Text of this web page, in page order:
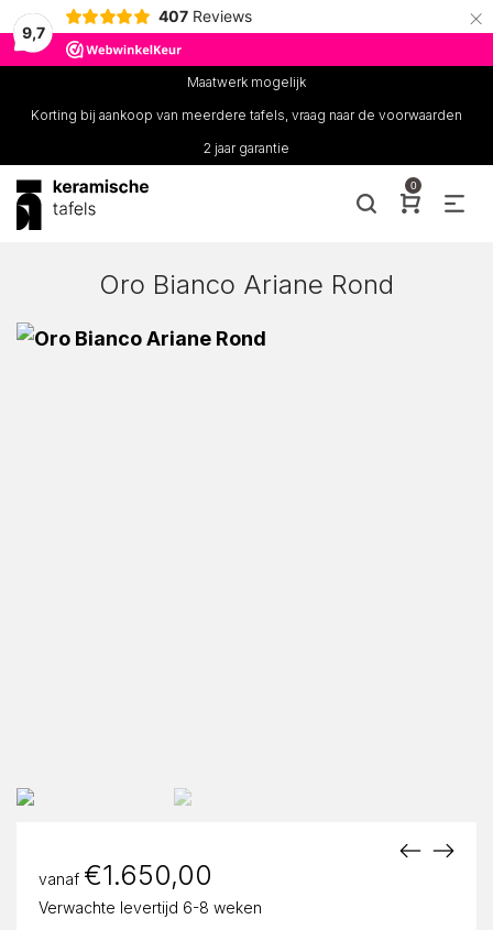
9,7
407 Reviews ×
Maatwerk mogelijk
Korting bij aankoop van meerdere tafels, vraag naar de voorwaarden
2 jaar garantie
0
Oro Bianco Ariane Rond
vanaf €1.650,00
Verwachte levertijd 6-8 weken